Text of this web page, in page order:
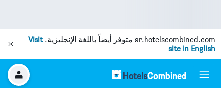
ar.hotelscombined.com متوفر أيضاً باللغة الإنجليزية.Visit
site in English